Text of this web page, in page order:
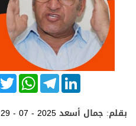
T
w
i
t
W
h
a
s
T
e
l
e
g
L
i
n
k
e
29 - 07 - 2025بقلم: جمال أسعد